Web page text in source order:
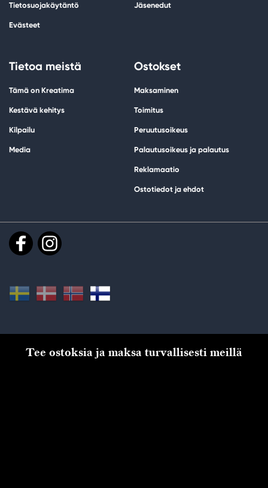
Tietosuojakäytäntö
Evästeet
Jäsenedut
Tietoa meistä
Tämä on Kreatima
Kestävä kehitys
Kilpailu
Media
Ostokset
Maksaminen
Toimitus
Peruutusoikeus
Palautusoikeus ja palautus
Reklamaatio
Ostotiedot ja ehdot
Tee ostoksia ja maksa turvallisesti meillä